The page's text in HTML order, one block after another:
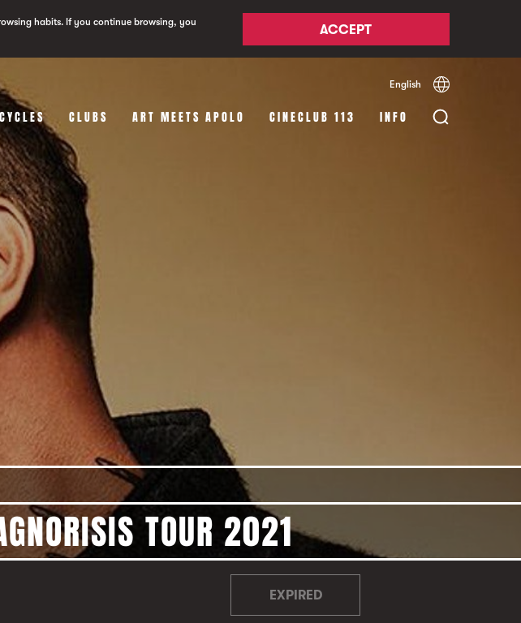
habits. If you continue browsing, you
ACCEPT
English Español
CYCLES CLUBS ART MEETS APOLO CINECLUB 113 INFO
TOUR 2021
EXPIRED